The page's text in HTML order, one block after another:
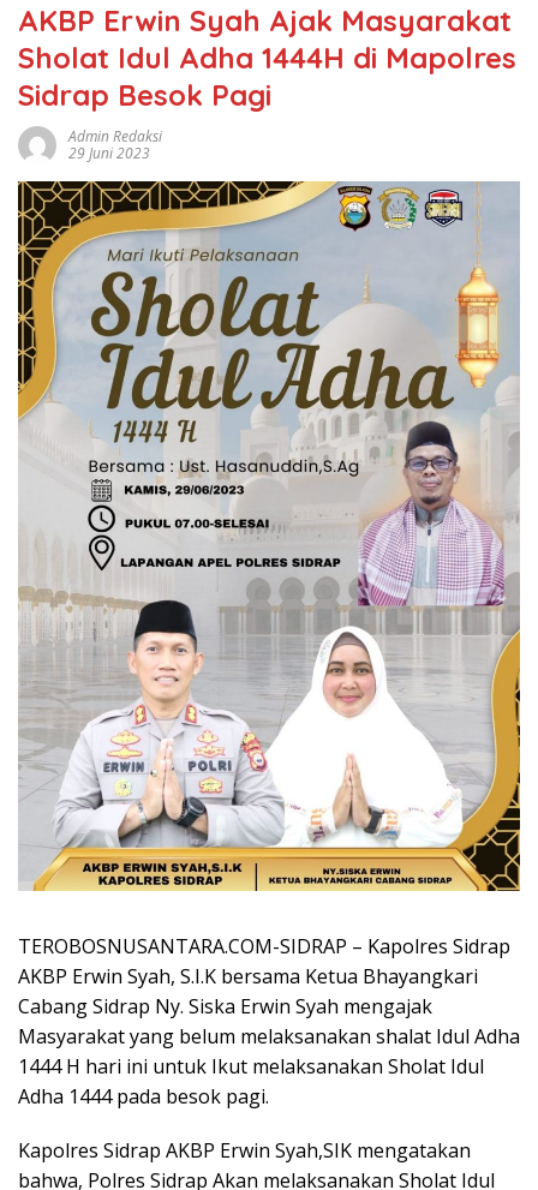
AKBP Erwin Syah Ajak Masyarakat
Sholat Idul Adha 1444H di Mapolres
Sidrap Besok Pagi
Admin Redaksi
29 Juni 2023
TEROBOSNUSANTARA.COM-SIDRAP – Kapolres Sidrap
AKBP Erwin Syah, S.I.K bersama Ketua Bhayangkari
Cabang Sidrap Ny. Siska Erwin Syah mengajak
Masyarakat yang belum melaksanakan shalat Idul Adha
1444 H hari ini untuk Ikut melaksanakan Sholat Idul
Adha 1444 pada besok pagi.
Kapolres Sidrap AKBP Erwin Syah,SIK mengatakan
bahwa, Polres Sidrap Akan melaksanakan Sholat Idul